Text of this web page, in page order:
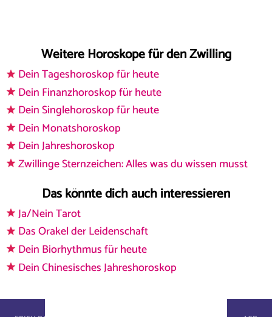
Weitere Horoskope für den Zwilling
Dein Tageshoroskop für heute
Dein Finanzhoroskop für heute
Dein Singlehoroskop für heute
Dein Monatshoroskop
Dein Jahreshoroskop
Zwillinge Sternzeichen: Alles was du wissen musst
Das könnte dich auch interessieren
Ja/Nein Tarot
Das Orakel der Leidenschaft
Dein Biorhythmus für heute
Dein Chinesisches Jahreshoroskop